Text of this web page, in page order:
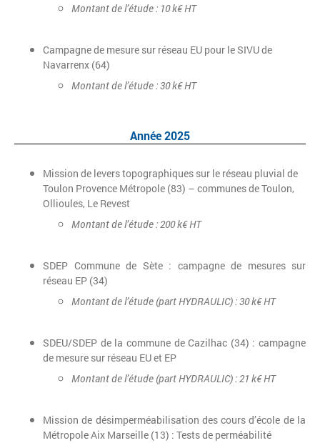
Montant de l’étude : 10 k€ HT
Campagne de mesure sur réseau EU pour le SIVU de
Navarrenx (64)
Montant de l’étude : 30 k€ HT
Année 2025
Mission de levers topographiques sur le réseau pluvial de
Toulon Provence Métropole (83) – communes de Toulon,
Ollioules, Le Revest
Montant de l’étude : 200 k€ HT
SDEP Commune de Sète : campagne de mesures sur
réseau EP (34)
Montant de l’étude (part HYDRAULIC) : 30 k€ HT
SDEU/SDEP de la commune de Cazilhac (34) : campagne
de mesure sur réseau EU et EP
Montant de l’étude (part HYDRAULIC) : 21 k€ HT
Mission de désimperméabilisation des cours d’école de la
Métropole Aix Marseille (13) : Tests de perméabilité